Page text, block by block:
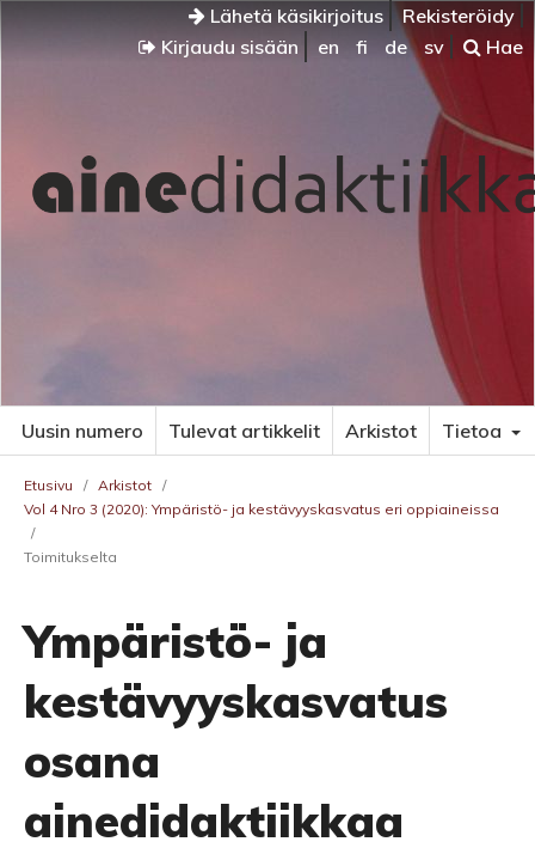
Lähetä käsikirjoitus
Rekisteröidy
Kirjaudu sisään
en fi de sv Hae
Uusin numero Tulevat artikkelit Arkistot Tietoa
Etusivu / Arkistot /
Vol 4 Nro 3 (2020): Ympäristö- ja kestävyyskasvatus eri oppiaineissa
/
Toimitukselta
Ympäristö- ja
kestävyyskasvatus
osana
ainedidaktiikkaa